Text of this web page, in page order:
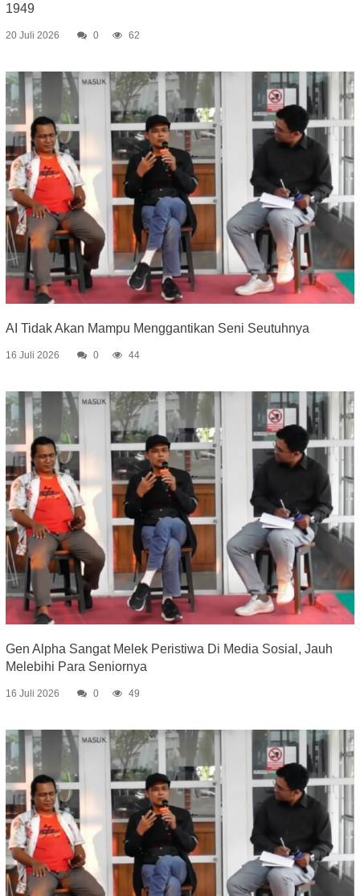
1949
20 Juli 2026 0 62
AI Tidak Akan Mampu Menggantikan Seni Seutuhnya
16 Juli 2026 0 44
Gen Alpha Sangat Melek Peristiwa Di Media Sosial, Jauh
Melebihi Para Seniornya
16 Juli 2026 0 49